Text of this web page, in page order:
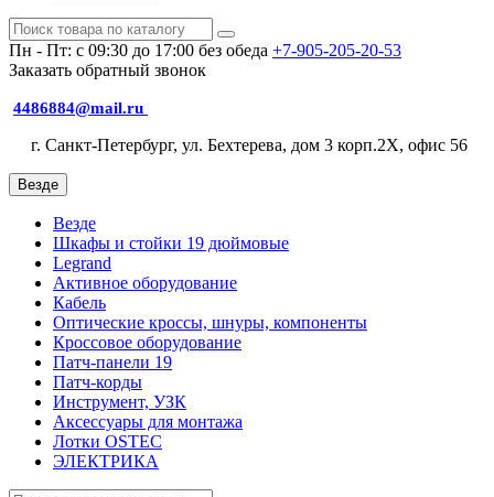
Пн - Пт: с 09:30 до 17:00 без обеда +7-905-205-20-53
Заказать обратный звонок
4486884@mail.ru
г. Санкт-Петербург, ул. Бехтерева, дом 3 корп.2X, офис 56
Везде
Везде
Шкафы и стойки 19 дюймовые
Legrand
Активное оборудование
Кабель
Оптические кроссы, шнуры, компоненты
Кроссовое оборудование
Патч-панели 19
Патч-корды
Инструмент, УЗК
Аксессуары для монтажа
Лотки OSTEC
ЭЛЕКТРИКА